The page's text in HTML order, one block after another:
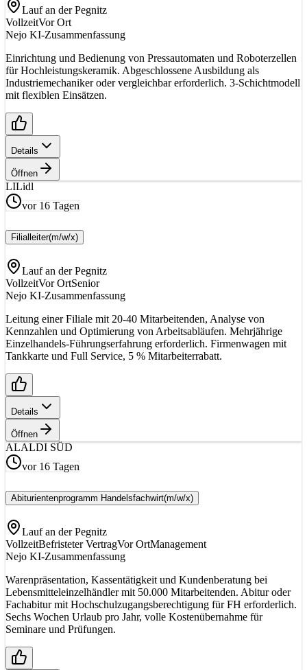
Lauf an der Pegnitz
VollzeitVor Ort
Nejo KI-Zusammenfassung
Einrichtung und Bedienung von Pressautomaten und Roboterzellen
für Hochleistungskeramik. Abgeschlossene Ausbildung als
Industriemechaniker oder vergleichbar erforderlich. 3-Schichtmodell
mit flexiblen Einsätzen.
Details
Öffnen
LILidl
vor 16 Tagen
Filialleiter(m/w/x)
Lauf an der Pegnitz
VollzeitVor OrtSenior
Nejo KI-Zusammenfassung
Leitung einer Filiale mit 20-40 Mitarbeitenden, Analyse von
Kennzahlen und Optimierung von Arbeitsabläufen. Mehrjährige
Einzelhandels-Führungserfahrung erforderlich. Firmenwagen mit
Tankkarte und Full Service, 5 % Mitarbeiterrabatt.
Details
Öffnen
ALALDI SÜD
vor 16 Tagen
Abiturientenprogramm Handelsfachwirt(m/w/x)
Lauf an der Pegnitz
VollzeitBefristeter VertragVor OrtManagement
Nejo KI-Zusammenfassung
Warenpräsentation, Kassentätigkeit und Kundenberatung bei
Lebensmitteleinzelhändler mit 50.000 Mitarbeitenden. Abitur oder
Fachabitur mit Hochschulzugangsberechtigung für FH erforderlich.
Sechs Wochen Urlaub pro Jahr, volle Kostenübernahme für
Seminare und Prüfungen.